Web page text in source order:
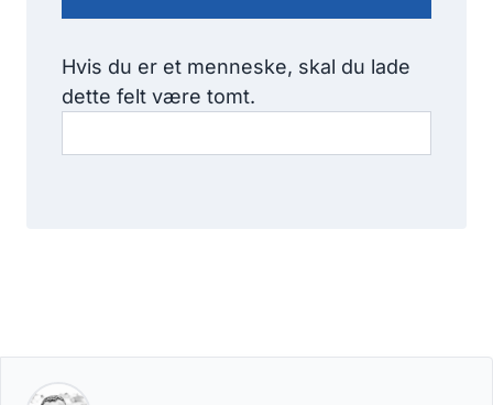
Hvis du er et menneske, skal du lade
dette felt være tomt.